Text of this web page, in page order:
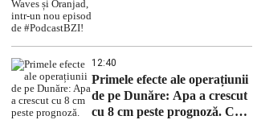
12:40
Primele efecte ale operațiunii
de pe Dunăre: Apa a crescut
cu 8 cm peste prognoză. Ce